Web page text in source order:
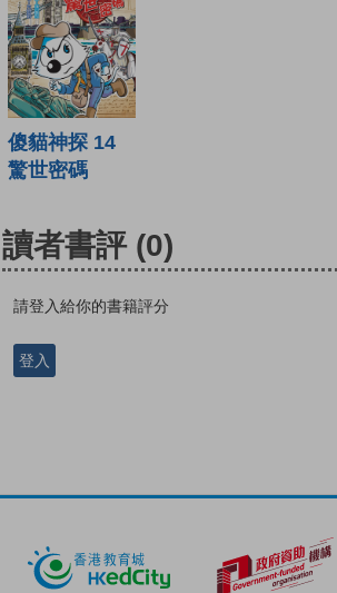
傻貓神探 14
驚世密碼
讀者書評 (0)
請登入給你的書籍評分
登入